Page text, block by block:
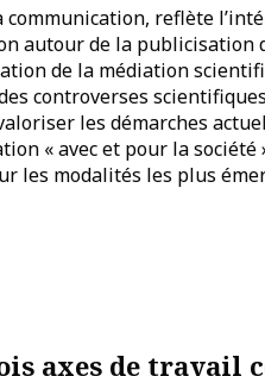
communication, reflète
autour de la publicisation
de la médiation
controverses
les démarches
« avec et pour la
les modalités les plus
axes de travail